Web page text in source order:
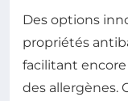
Des options
propriétés
facilitant
des allergènes.